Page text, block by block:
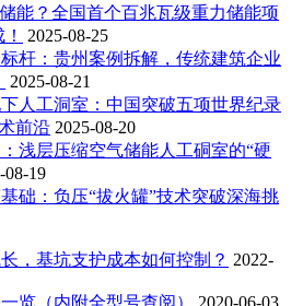
能？全国首个百兆瓦级重力储能项
2025-08-25
杆：贵州案例拆解，传统建筑企业
2025-08-21
人工洞室：中国突破五项世界纪录
前沿 2025-08-20
浅层压缩空气储能人工硐室的“硬
08-19
础：负压“拔火罐”技术突破深海挑
，基坑支护成本如何控制？ 2022-
览（内附全型号查阅） 2020-06-03